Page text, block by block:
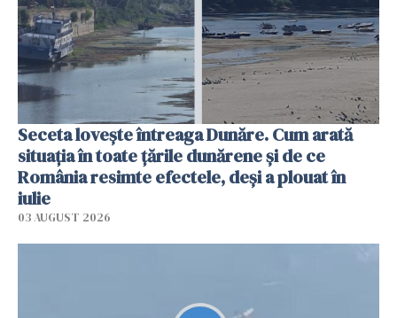
Seceta lovește întreaga Dunăre. Cum arată
situația în toate țările dunărene și de ce
România resimte efectele, deși a plouat în
iulie
03 AUGUST 2026